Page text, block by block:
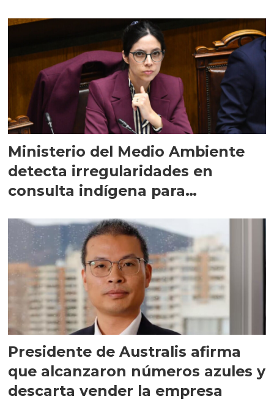
Ministerio del Medio Ambiente
detecta irregularidades en
consulta indígena para
Presidente de Australis afirma
que alcanzaron números azules y
descarta vender la empresa